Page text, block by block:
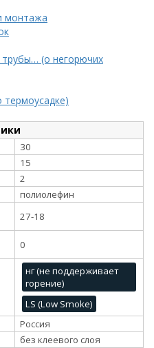
монтажа
(о негорючих
термоусадке)
30
15
2
полиолефин
27-18
0
нг (не поддерживает
горение)
LS (Low Smoke)
Россия
без клеевого слоя